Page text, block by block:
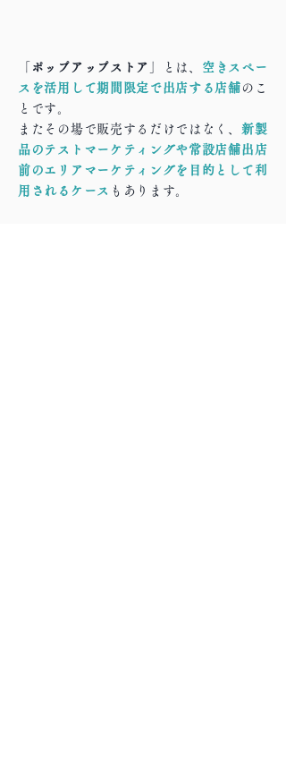
ポップアップストア 」とは、 空きスペー
スを活用して期間限定で出店する店舗 のこ
とです。
またその場で販売するだけではなく、 新製
品のテストマーケティングや常設店舗出店
前のエリアマーケティングを目的として利
用されるケース もあります。